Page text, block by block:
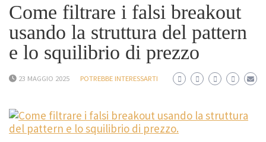
Come filtrare i falsi breakout
usando la struttura del pattern
e lo squilibrio di prezzo
23 MAGGIO 2025 POTREBBE INTERESSARTI